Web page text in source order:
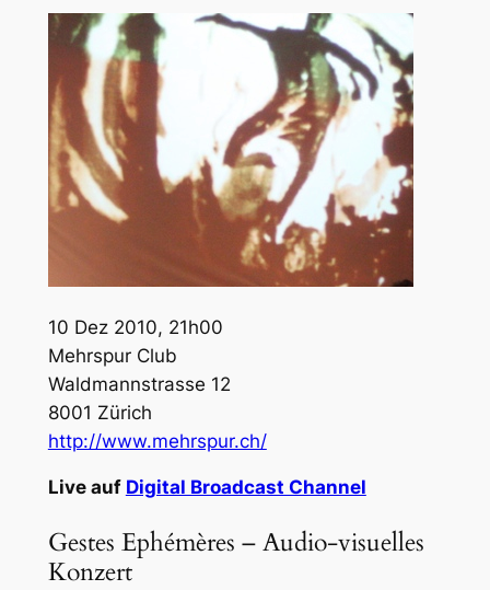
10 Dez 2010, 21h00
Mehrspur Club
Waldmannstrasse 12
8001 Zürich
http://www.mehrspur.ch/
Live auf Digital Broadcast Channel
Gestes Ephémères – Audio-visuelles
Konzert